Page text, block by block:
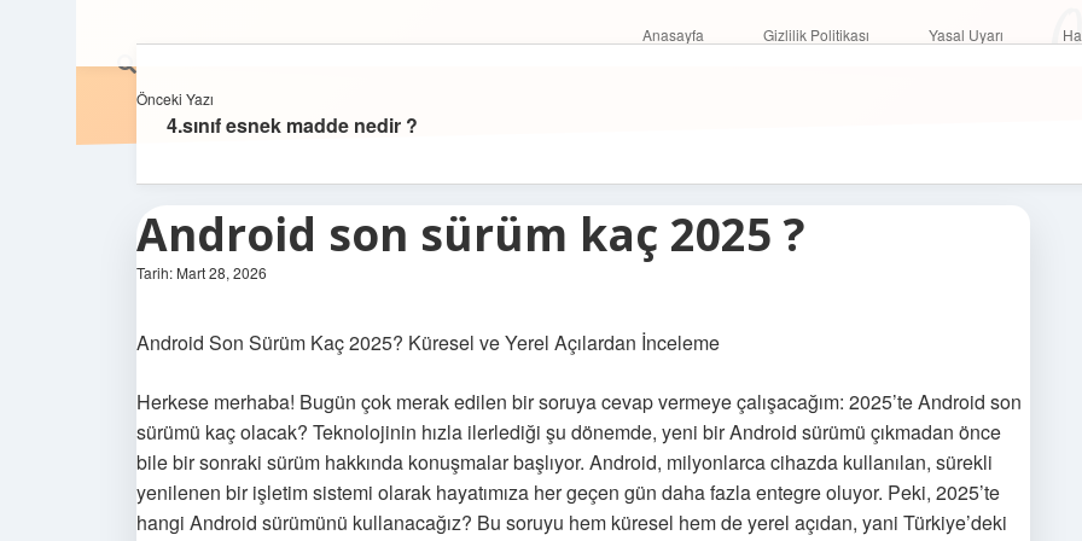
Anasayfa Gizlilik Politikası Yasal Uyarı
Android son sürüm kaç 2025 ?
Tarih: Mart 28, 2026
Android Son Sürüm Kaç 2025? Küresel ve Yerel Açılardan İnceleme
Herkese merhaba! Bugün çok merak edilen bir soruya cevap vermeye çalışacağım: 2025’te Android son
sürümü kaç olacak? Teknolojinin hızla ilerlediği şu dönemde, yeni bir Android sürümü çıkmadan önce
bile bir sonraki sürüm hakkında konuşmalar başlıyor. Android, milyonlarca cihazda kullanılan, sürekli
yenilenen bir işletim sistemi olarak hayatımıza her geçen gün daha fazla entegre oluyor. Peki, 2025’te
hangi Android sürümünü kullanacağız? Bu soruyu hem küresel hem de yerel açıdan, yani Türkiye’deki
Önceki Yazı
4.sınıf esnek madde nedir ?
Anasayfa Gizlilik Politikası Yasal Uyarı